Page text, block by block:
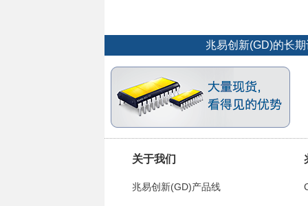
兆易创新(GD)的长
关于我们
兆易创新(GD)产品线